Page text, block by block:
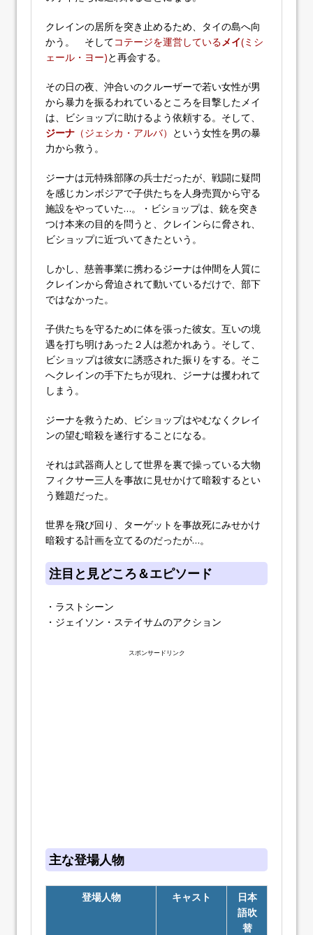
クレインの居所を突き止めるため、タイの島へ向
かう。 そしてコテージを運営している メイ(ミシ
ェール・ヨー)と再会する。
その日の夜、沖合いのクルーザーで若い女性が男
から暴力を振るわれているところを目撃したメイ
は、ビショップに助けるよう依頼する。そして、
ジーナ （ジェシカ・アルバ） という女性を男の暴
力から救う。
ジーナは元特殊部隊の兵士だったが、戦闘に疑問
を感じカンボジアで子供たちを人身売買から守る
施設をやっていた…。・ビショップは、銃を突き
つけ本来の目的を問うと、クレインらに脅され、
ビショップに近づいてきたという。
しかし、慈善事業に携わるジーナは仲間を人質に
クレインから脅迫されて動いているだけで、部下
ではなかった。
子供たちを守るために体を張った彼女。互いの境
遇を打ち明けあった２人は惹かれあう。そして、
ビショップは彼女に誘惑された振りをする。そこ
へクレインの手下たちが現れ、ジーナは攫われて
しまう。
ジーナを救うため、ビショップはやむなくクレイ
ンの望む暗殺を遂行することになる。
それは武器商人として世界を裏で操っている大物
フィクサー三人を事故に見せかけて暗殺するとい
う難題だった。
世界を飛び回り、ターゲットを事故死にみせかけ
暗殺する計画を立てるのだったが…。
注目と見どころ＆エピソード
・ラストシーン
・ジェイソン・ステイサムのアクション
スポンサードリンク
主な登場人物
登場人物 キャスト
日本
語吹
替